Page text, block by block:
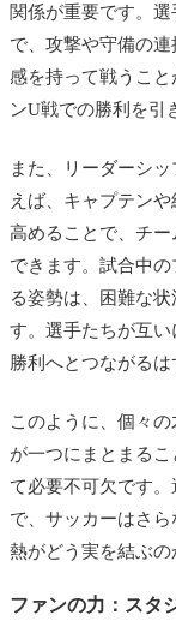
関係が重要です。
で、攻撃や守備の
感を持って戦うこ
ンU戦での勝利を引
また、リーダーシ
えば、キャプテン
高めることで、チ
できます。試合中
る姿勢は、困難な
す。選手たちが互
勝利へとつながるは
このように、個々
が一つにまとまる
て必要不可欠です
で、サッカーはさ
熱がどう実を結ぶの
ファンの力：スタ